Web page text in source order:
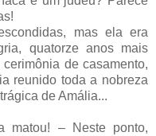
mas ela era
quatorze anos mais
de casamento,
reunido toda a nobreza
de Amália...
matou! – Neste ponto,